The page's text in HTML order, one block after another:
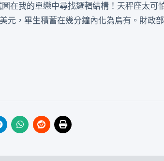
在我的單戀中尋找邏輯結構！天秤座太可
元，畢生積蓄在幾分鐘內化為烏有。財政